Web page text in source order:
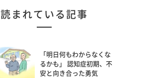
読まれている記事
「明日何もわからなくな
るかも」 認知症初期、不
安と向き合った勇気